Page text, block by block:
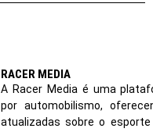
RACER MEDIA
A Racer Media é uma
por automobilismo,
atualizadas sobre o